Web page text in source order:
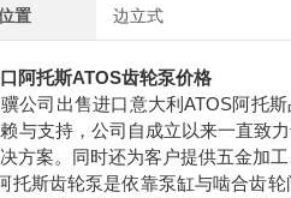
置 边立式
阿托斯ATOS齿轮泵价格
公司出售进口意大利ATOS阿托
与支持，公司自成立以来一直致
方案。同时还为客户提供五金加
托斯齿轮泵是依靠泵缸与啮合齿